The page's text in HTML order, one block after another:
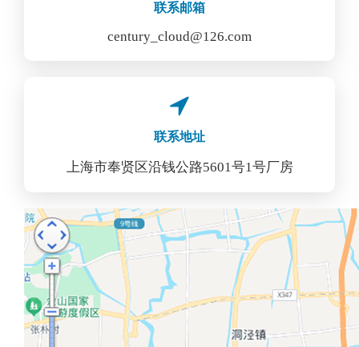
联系邮箱
century_cloud@126.com
联系地址
上海市奉贤区沿钱公路5601号1号厂房